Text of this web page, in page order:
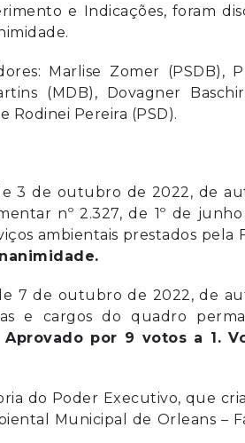
e Indicações, foram
Marlise Zomer (PSDB),
(MDB), Dovagner
Rodinei Pereira (PSD).
3 de outubro de 2022, de
nº 2.327, de 1º de
ambientais prestados pela
7 de outubro de 2022, de
e cargos do quadro
Aprovado por 9 votos a 1.
do Poder Executivo, que
Municipal de Orleans –